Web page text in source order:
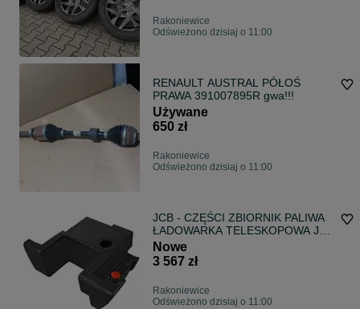
Rakoniewice
Odświeżono dzisiaj o 11:00
RENAULT AUSTRAL PÓŁOŚ
PRAWA 391007895R gwa!!!
Używane
650 zł
Rakoniewice
Odświeżono dzisiaj o 11:00
JCB - CZĘŚCI ZBIORNIK PALIWA
ŁADOWARKA TELESKOPOWA JCB
162/03552
Nowe
3 567 zł
Rakoniewice
Odświeżono dzisiaj o 11:00